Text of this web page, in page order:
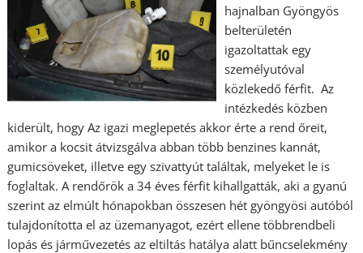
hajnalban Gyöngyös
belterületén
igazoltattak egy
személyutóval
közlekedő férfit. Az
intézkedés közben
kiderült, hogy Az igazi meglepetés akkor érte a rend őreit,
amikor a kocsit átvizsgálva abban több benzines kannát,
gumicsöveket, illetve egy szivattyút találtak, melyeket le is
foglaltak. A rendőrök a 34 éves férfit kihallgatták, aki a gyanú
szerint az elmúlt hónapokban összesen hét gyöngyösi autóból
tulajdonította el az üzemanyagot, ezért ellene többrendbeli
lopás és járművezetés az eltiltás hatálya alatt bűncselekmény